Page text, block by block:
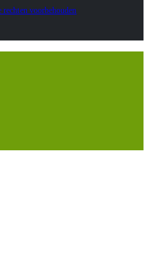
voorbehouden